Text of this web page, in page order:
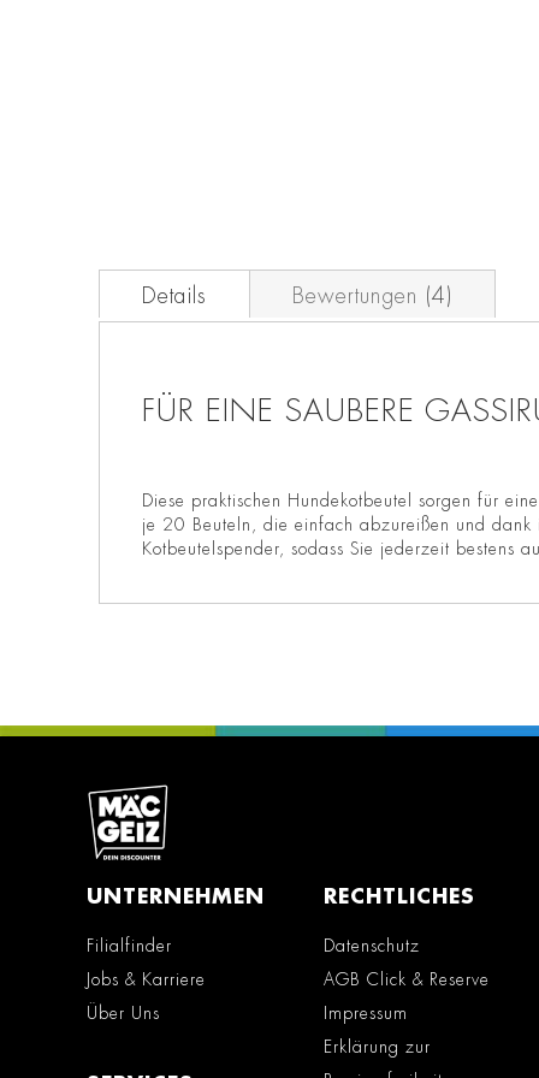
Details
FÜR EINE SAUBERE
Diese praktischen Hundekotbeutel sorgen für
je 20 Beuteln, die einfach abzureißen und dank
Kotbeutelspender, sodass Sie jederzeit bestens
Bewertungen 4
UNTERNEHMEN
Filialfinder
Jobs & Karriere
Über Uns
RECHTLICHES
Datenschutz
AGB Click & Reserve
Impressum
Erklärung zur